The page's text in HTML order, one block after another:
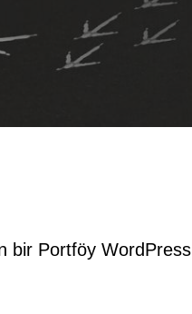
bir Portföy WordPress